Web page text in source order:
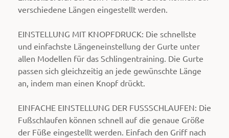
verschiedene Längen eingestellt werden.
EINSTELLUNG MIT KNOPFDRUCK: Die schnellste
und einfachste Längeneinstellung der Gurte unter
allen Modellen für das Schlingentraining. Die Gurte
passen sich gleichzeitig an jede gewünschte Länge
an, indem man einen Knopf drückt.
EINFACHE EINSTELLUNG DER FUSSSCHLAUFEN: Die
Fußschlaufen können schnell auf die genaue Größe
der Füße eingestellt werden. Einfach den Griff nach